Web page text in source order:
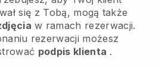
się z Tobą, mogą także
w ramach rezerwacji.
rezerwacji możesz
podpis klienta .